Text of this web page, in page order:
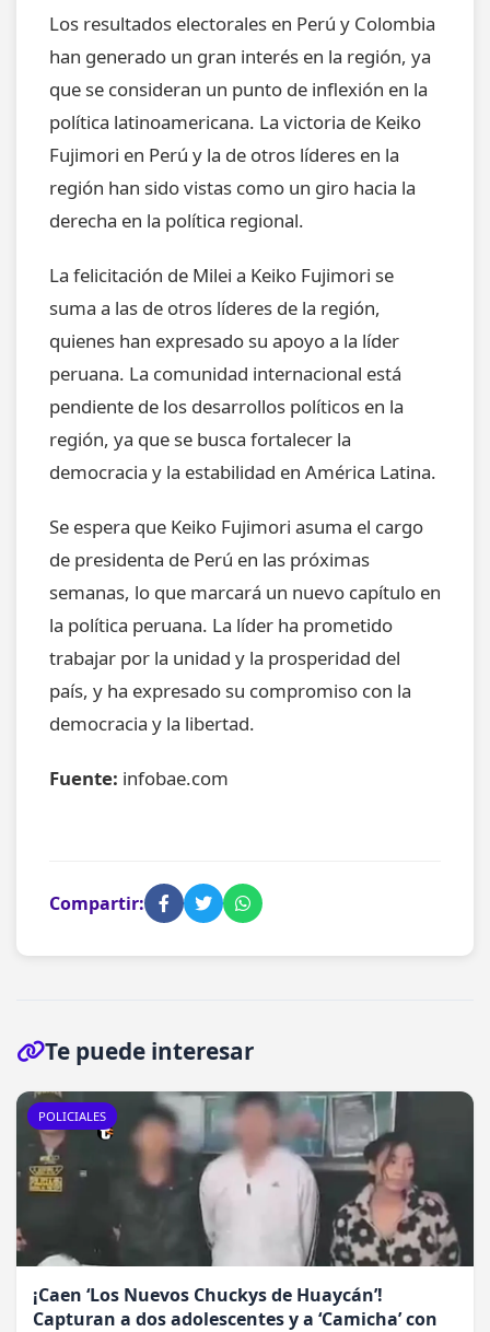
Los resultados electorales en Perú y Colombia
han generado un gran interés en la región, ya
que se consideran un punto de inflexión en la
política latinoamericana. La victoria de Keiko
Fujimori en Perú y la de otros líderes en la
región han sido vistas como un giro hacia la
derecha en la política regional.
La felicitación de Milei a Keiko Fujimori se
suma a las de otros líderes de la región,
quienes han expresado su apoyo a la líder
peruana. La comunidad internacional está
pendiente de los desarrollos políticos en la
región, ya que se busca fortalecer la
democracia y la estabilidad en América Latina.
Se espera que Keiko Fujimori asuma el cargo
de presidenta de Perú en las próximas
semanas, lo que marcará un nuevo capítulo en
la política peruana. La líder ha prometido
trabajar por la unidad y la prosperidad del
país, y ha expresado su compromiso con la
democracia y la libertad.
Fuente: infobae.com
Compartir:
Te puede interesar
POLICIALES
¡Caen ‘Los Nuevos Chuckys de Huaycán’!
Capturan a dos adolescentes y a ‘Camicha’ con